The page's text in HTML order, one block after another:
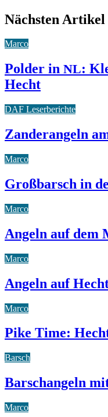
Nächsten Artikel
Marco
Polder in NL:
Hecht
DAF Leserberichte
Zanderangeln
Marco
Großbarsch in
Marco
Angeln auf dem
Marco
Angeln auf
Marco
Pike Time:
Barsch
Barschangeln
Marco